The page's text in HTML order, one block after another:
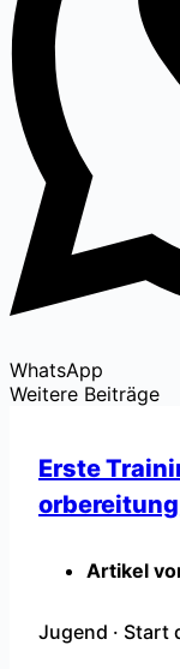
WhatsApp
Weitere Beiträge
Erste
Artikel
Jugend · Start